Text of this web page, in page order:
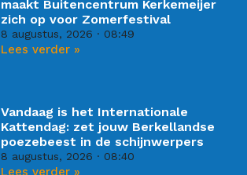
maakt Buitencentrum Kerkemeijer
zich op voor Zomerfestival
8 augustus, 2026 08:49
Lees verder »
Vandaag is het Internationale
Kattendag: zet jouw Berkellandse
poezebeest in de schijnwerpers
8 augustus, 2026 08:40
Lees verder »